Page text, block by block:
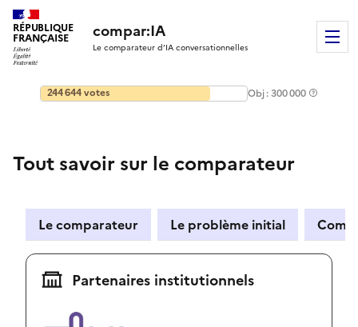
RÉPUBLIQUE
FRANÇAISE compar:IA
Le comparateur d’IA conversationnelles
244 644 votes Obj : 300 000
Tout savoir sur le comparateur
Le comparateur Le problème initial
Partenaires institutionnels